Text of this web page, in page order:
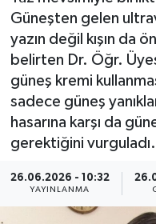
Güneşten gelen
yazın değil kışın da
belirten Dr. Öğr.
güneş kremi
sadece güneş
hasarına karşı da
gerektiğini vurguladı.
26.06.2026 - 10:32
YAYINLANMA
MEDYA
ÖZEL HABER
RÖPORTAJLAR
SAĞLIK
SİYASET
Haber Arşivi